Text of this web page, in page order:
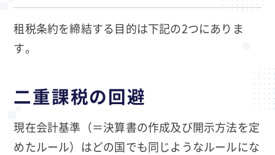
租税条約を締結する目的は下記の2つにありま
す。
二重課税の回避
現在会計基準（＝決算書の作成及び開示方法を定
めたルール）はどの国でも同じようなルールにな